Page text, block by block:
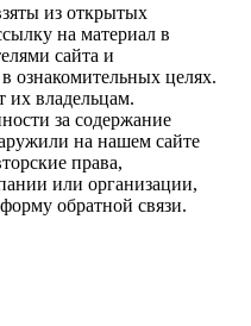
из открытых
на материал в
сайта и
ознакомительных целях.
их владельцам.
за содержание
на нашем сайте
права,
или организации,
обратной связи.